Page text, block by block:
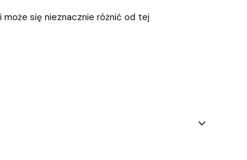
może się nieznacznie różnić od tej